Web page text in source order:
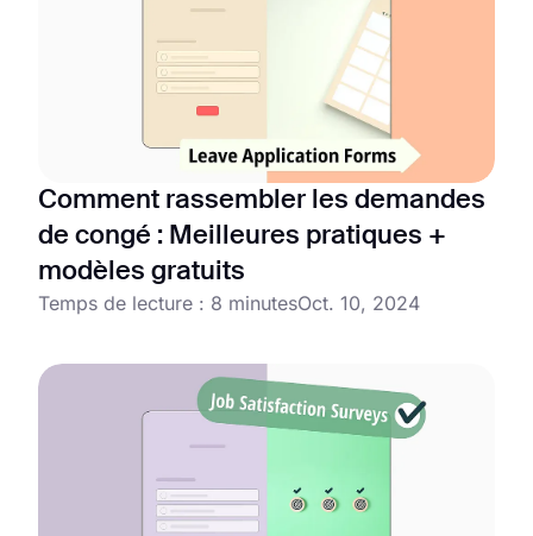
Comment rassembler les demandes
de congé : Meilleures pratiques +
modèles gratuits
Temps de lecture : 8 minutesOct. 10, 2024